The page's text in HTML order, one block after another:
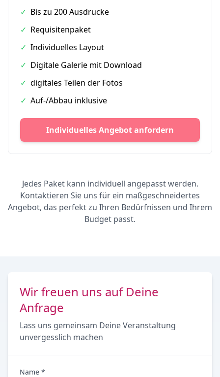
✓ Bis zu 200 Ausdrucke
✓ Requisitenpaket
✓ Individuelles Layout
✓ Digitale Galerie mit Download
✓ digitales Teilen der Fotos
✓ Auf-/Abbau inklusive
Individuelles Angebot anfordern
Jedes Paket kann individuell angepasst werden.
Kontaktieren Sie uns für ein maßgeschneidertes
Angebot, das perfekt zu Ihren Bedürfnissen und Ihrem
Budget passt.
Wir freuen uns auf Deine
Anfrage
Lass uns gemeinsam Deine Veranstaltung
unvergesslich machen
Name *